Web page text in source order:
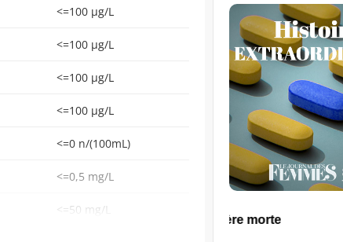
<=100 µg/L
<=100 µg/L
<=100 µg/L
<=100 µg/L
<=0 n/(100mL)
<=0,5 mg/L
<=50 mg/L